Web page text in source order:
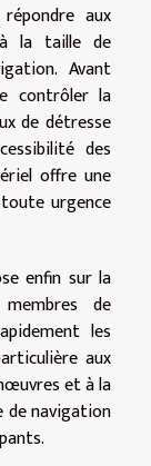
aux
la taille de
Avant
contrôler la
de détresse
des
offre une
urgence
enfin sur la
de
les
aux
et à la
de navigation